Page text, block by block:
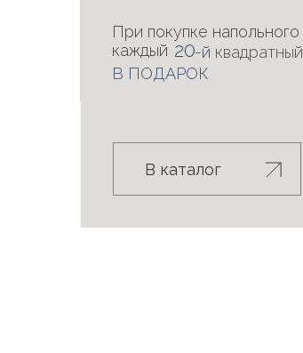
20
При покупке напольного
каждый
-й
В ПОДАРОК
В каталог